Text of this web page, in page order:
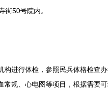
50号院内。
进行体检，参照民兵体格检查
常规、心电图等项目，根据需要